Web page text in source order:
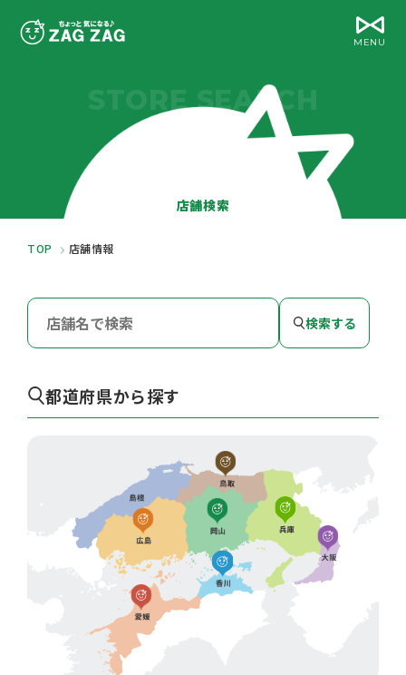
MENU
STORE SEARCH
店舗検索
TOP 店舗情報
検索する
都道府県から探す